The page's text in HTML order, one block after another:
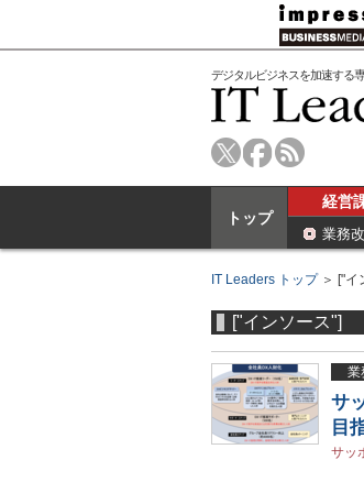
デジタルビジネスを加速する
トップ
経営
業務
IT Leaders トップ＞ ["イ
["インソース"]
業
サ
目
サッ